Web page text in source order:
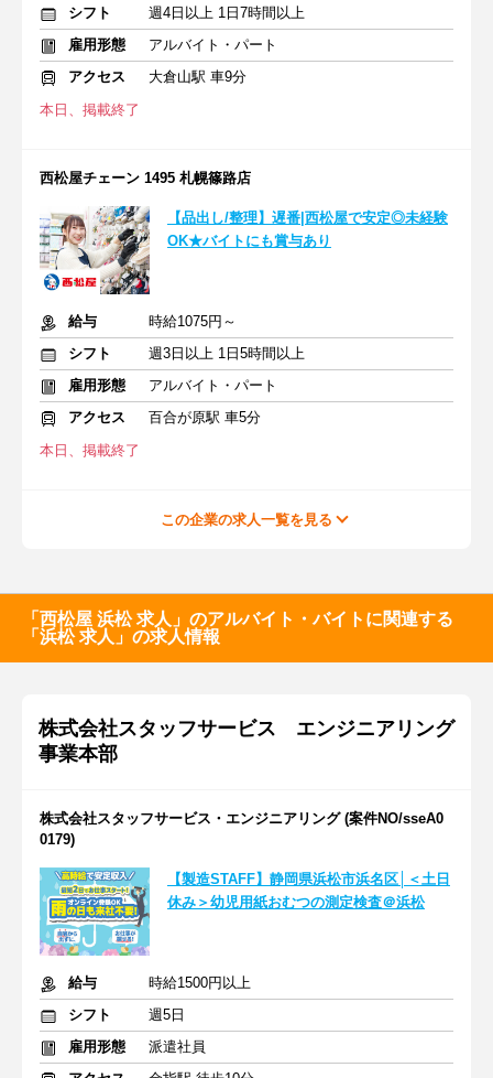
シフト
週4日以上 1日7時間以上
雇用形態
アルバイト・パート
アクセス
大倉山駅 車9分
本日、掲載終了
西松屋チェーン 1495 札幌篠路店
【品出し/整理】遅番|西松屋で安定◎未経験
OK★バイトにも賞与あり
給与
時給1075円～
シフト
週3日以上 1日5時間以上
雇用形態
アルバイト・パート
アクセス
百合が原駅 車5分
本日、掲載終了
この企業の求人一覧を見る
「西松屋 浜松 求人」のアルバイト・バイトに関連する
「浜松 求人」の求人情報
株式会社スタッフサービス エンジニアリング
事業本部
株式会社スタッフサービス・エンジニアリング (案件NO/sseA0
0179)
【製造STAFF】静岡県浜松市浜名区│＜土日
休み＞幼児用紙おむつの測定検査＠浜松
給与
時給1500円以上
シフト
週5日
雇用形態
派遣社員